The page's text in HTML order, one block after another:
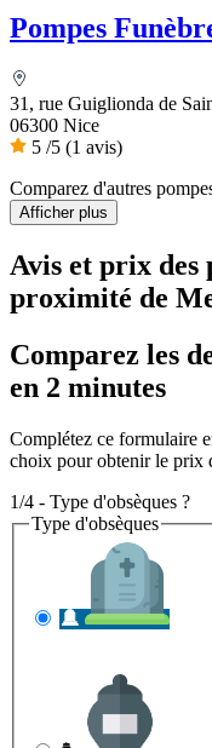
Pompes
31, rue Guiglionda de
06300 Nice
5 /5 (1 avis)
Comparez d'autres
Afficher plus
Avis et prix des
proximité de
Comparez les
en 2 minutes
Complétez ce formulaire
choix pour obtenir le prix
1/4 - Type d'obsèques ?
Type d'obsèques